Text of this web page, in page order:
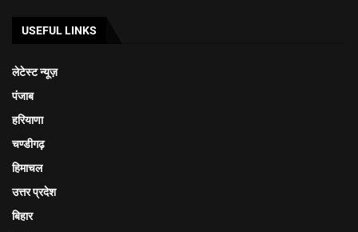
USEFUL LINKS
लेटेस्ट न्यूज़
पंजाब
हरियाणा
चण्डीगढ़
हिमाचल
उत्तर प्रदेश
बिहार